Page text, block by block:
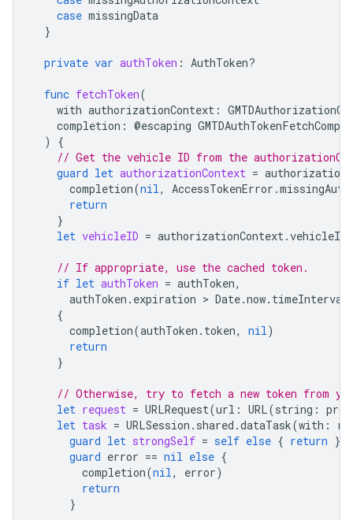
case missingData
}
private var authToken : AuthToken?
func fetchToken(
with authorizationContext :
completion : @escaping
)
{
// Get the vehicle ID from the
guard let authorizationContext =
completion(nil, AccessTokenError .
return
}
let vehicleID = authorizationContext.vehicleID
// If appropriate, use the cached token.
if let authToken = authToken,
authToken . expiration > Date.now.
{
completion(authToken . token, nil)
return
}
// Otherwise, try to fetch a new token from
let request = URLRequest(url : URL(string :
let task = URLSession . shared .dataTask(with :
guard let strongSelf = self else { return }
guard error == nil else {
completion(nil, error)
return
}